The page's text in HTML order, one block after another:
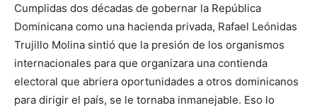
Cumplidas dos décadas de gobernar la República
Dominicana como una hacienda privada, Rafael Leónidas
Trujillo Molina sintió que la presión de los organismos
internacionales para que organizara una contienda
electoral que abriera oportunidades a otros dominicanos
para dirigir el país, se le tornaba inmanejable. Eso lo